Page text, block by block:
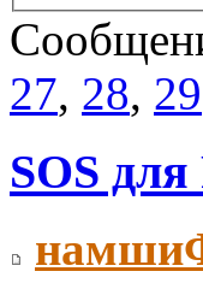
27, 28, 29
SOS